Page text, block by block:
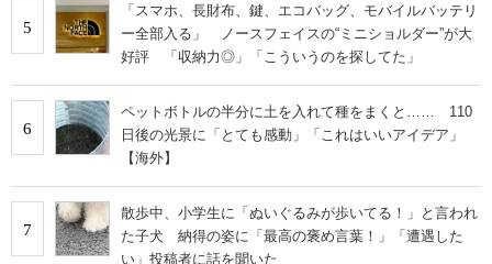
5
「スマホ、長財布、鍵、エコバッグ、モバイルバッテリ
ー全部入る」 ノースフェイスの“ミニショルダー”が大
好評 「収納力◎」「こういうのを探してた」
6
ペットボトルの半分に土を入れて種をまくと…… 110
日後の光景に「とても感動」「これはいいアイデア」
【海外】
7
散歩中、小学生に「ぬいぐるみが歩いてる！」と言われ
た子犬 納得の姿に「最高の褒め言葉！」「遭遇した
い」投稿者に話を聞いた